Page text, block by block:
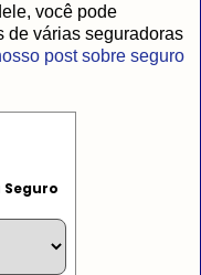
você pode
de várias seguradoras
post sobre seguro